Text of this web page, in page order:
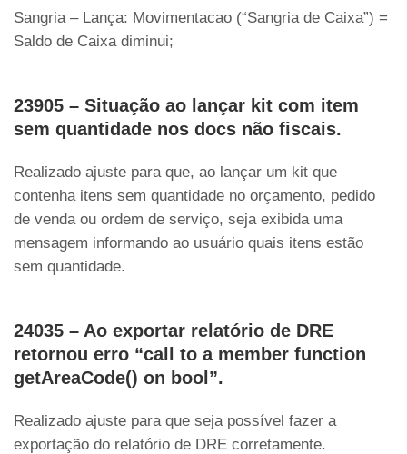
Sangria – Lança: Movimentacao (“Sangria de Caixa”) =
Saldo de Caixa diminui;
23905 – Situação ao lançar kit com item
sem quantidade nos docs não fiscais.
Realizado ajuste para que, ao lançar um kit que
contenha itens sem quantidade no orçamento, pedido
de venda ou ordem de serviço, seja exibida uma
mensagem informando ao usuário quais itens estão
sem quantidade.
24035 – Ao exportar relatório de DRE
retornou erro “call to a member function
getAreaCode() on bool”.
Realizado ajuste para que seja possível fazer a
exportação do relatório de DRE corretamente.